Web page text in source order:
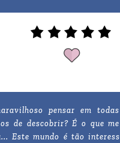
pensar em
de descobrir? É o que
Este mundo é tão